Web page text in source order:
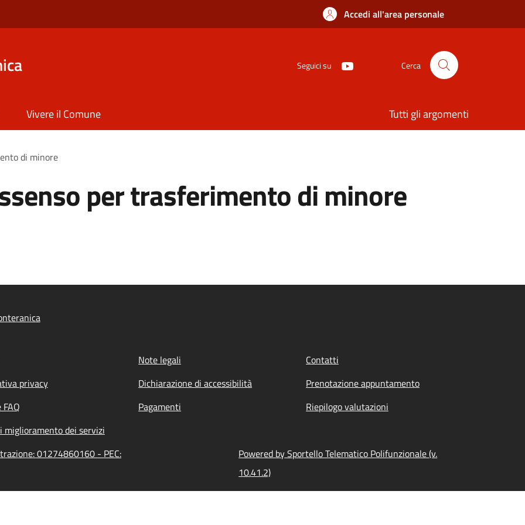
Accedi all'area personale
Seguici su Cerca
Vivere il Comune Tutti gli argomenti
di minore
per trasferimento di minore
Note legali
Contatti
privacy Dichiarazione di accessibilità
Prenotazione appuntamento
Pagamenti
Riepilogo valutazioni
miglioramento dei servizi
01274860160 - PEC:
Powered by Sportello Telematico Polifunzionale (v.
10.41.2)